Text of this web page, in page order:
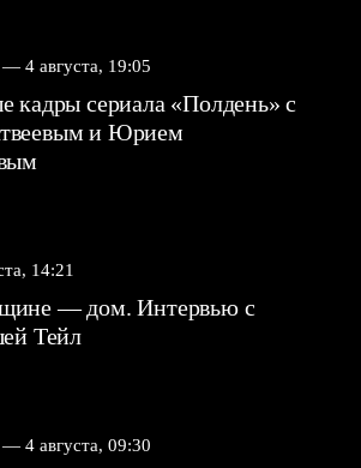
— 4 августа, 19:05
кадры сериала «Полдень» с
и Юрием
14:21
— дом. Интервью с
Тейл
— 4 августа, 09:30